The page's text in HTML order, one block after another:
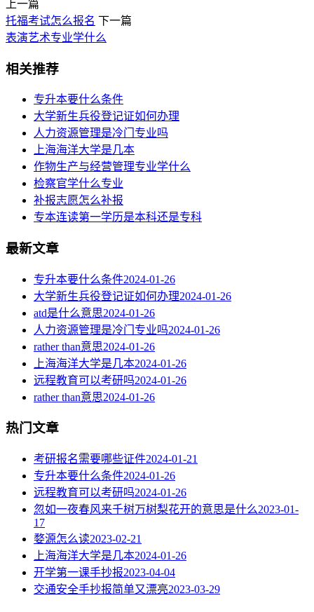
上一篇
托福考试怎么报名 下一篇
表演艺术专业学什么
相关推荐
专升本要什么条件
大学新生兵役登记证如何办理
人力资源管理是冷门专业吗
上海海洋大学是几本
作物生产与经营管理专业学什么
检察官学什么专业
补报志愿怎么补报
专本连读第一学历是本科还是专科
最新文章
专升本要什么条件2024-01-26
大学新生兵役登记证如何办理2024-01-26
atd是什么意思2024-01-26
人力资源管理是冷门专业吗2024-01-26
rather than意思2024-01-26
上海海洋大学是几本2024-01-26
远程教育可以考研吗2024-01-26
rather than意思2024-01-26
热门文章
考研报名需要哪些证件2024-01-21
专升本要什么条件2024-01-26
远程教育可以考研吗2024-01-26
忽如一夜春风来千树万树梨花开的意思是什么2023-01-
17
婺源怎么读2023-02-21
上海海洋大学是几本2024-01-26
开学第一课手抄报2023-04-04
交通安全手抄报简单又漂亮2023-03-29